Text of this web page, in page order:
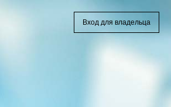
Вход для владельца